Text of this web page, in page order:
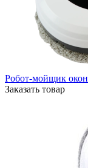
Робот-мойщик окон
Заказать товар